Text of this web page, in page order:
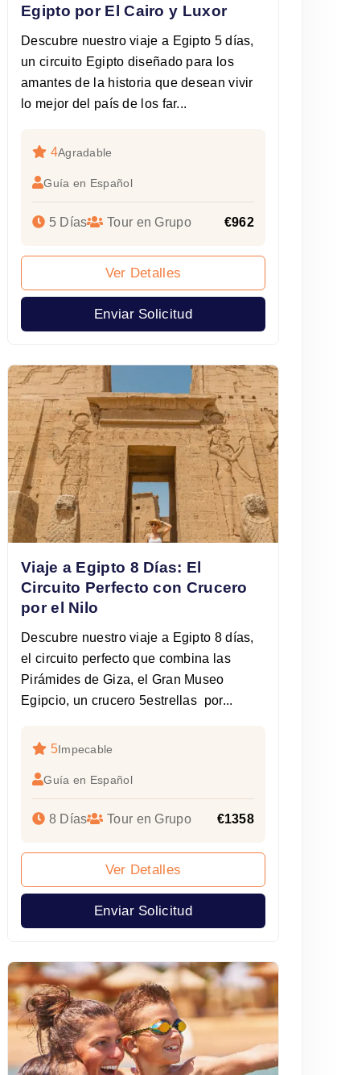
Egipto por El Cairo y Luxor
Descubre nuestro viaje a Egipto 5 días,
un circuito Egipto diseñado para los
amantes de la historia que desean vivir
lo mejor del país de los far...
4Agradable
Guía en Español
5 Días Tour en Grupo €962
Ver Detalles
Enviar Solicitud
Viaje a Egipto 8 Días: El
Circuito Perfecto con Crucero
por el Nilo
Descubre nuestro viaje a Egipto 8 días,
el circuito perfecto que combina las
Pirámides de Giza, el Gran Museo
Egipcio, un crucero 5estrellas por...
5Impecable
Guía en Español
8 Días Tour en Grupo €1358
Ver Detalles
Enviar Solicitud